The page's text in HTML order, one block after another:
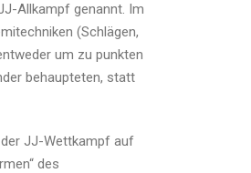
Allkampf genannt. Im
(Schlägen,
um zu punkten
behaupteten, statt
der JJ-Wettkampf auf
des